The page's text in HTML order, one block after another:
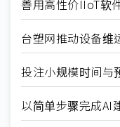
善用高性价IIoT软
台塑网推动设备维
投注小规模时间与
以简单步骤完成AI